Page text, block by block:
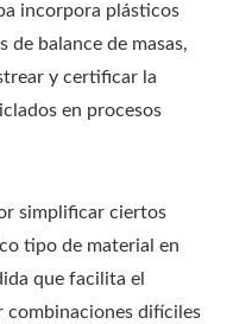
incorpora plásticos
de balance de masas,
y certificar la
en procesos
simplificar ciertos
tipo de material en
que facilita el
combinaciones difíciles